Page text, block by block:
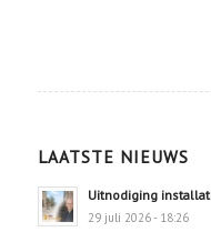
LAATSTE NIEUWS
Uitnodiging
29 juli 2026 - 18:26